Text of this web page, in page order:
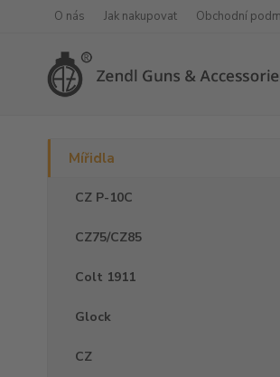
O nás Jak nakupovat Obchodní
Mířidla
CZ P-10C
CZ75/CZ85
Colt 1911
Glock
CZ